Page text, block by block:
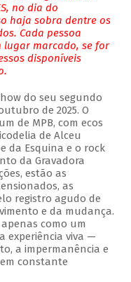
no dia do
haja sobra dentre os
Cada pessoa
lugar marcado, se for
disponíveis
do seu segundo
de 2025. O
de MPB, com ecos
de Alceu
da Esquina e o rock
da Gravadora
estão as
as
registro agudo de
e da mudança.
como um
experiência viva —
a impermanência e
constante